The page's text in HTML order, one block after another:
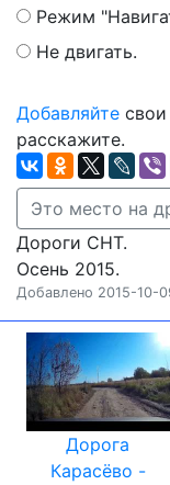
Режим
Не двигать.
Добавляйте
расскажите.
Это место на
Дороги СНТ.
Осень 2015.
Добавлено 2015-10-
Дорога
Карасёво -